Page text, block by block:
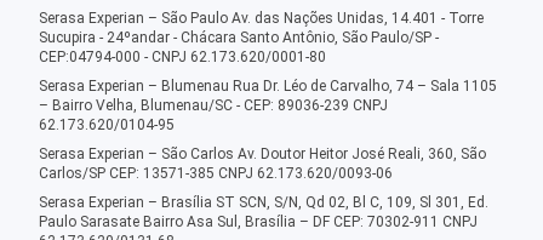
Serasa Experian – São Paulo Av. das Nações Unidas, 14.401 - Torre
Sucupira - 24ºandar - Chácara Santo Antônio, São Paulo/SP -
CEP:04794-000 - CNPJ 62.173.620/0001-80
Serasa Experian – Blumenau Rua Dr. Léo de Carvalho, 74 – Sala 1105
– Bairro Velha, Blumenau/SC - CEP: 89036-239 CNPJ
62.173.620/0104-95
Serasa Experian – São Carlos Av. Doutor Heitor José Reali, 360, São
Carlos/SP CEP: 13571-385 CNPJ 62.173.620/0093-06
Serasa Experian – Brasília ST SCN, S/N, Qd 02, Bl C, 109, Sl 301, Ed.
Paulo Sarasate Bairro Asa Sul, Brasília – DF CEP: 70302-911 CNPJ